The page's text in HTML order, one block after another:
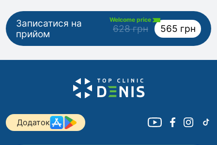
Записатися на
прийом
Welcome price
628 грн 565 грн
Додаток